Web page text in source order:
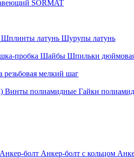
SORMAT
Шплинты латунь Шурупы латунь
пробка Шайбы Шпильки дюймовая
мелкий шаг
Винты полиамидные Гайки
Анкер-болт Анкер-болт с кольцом